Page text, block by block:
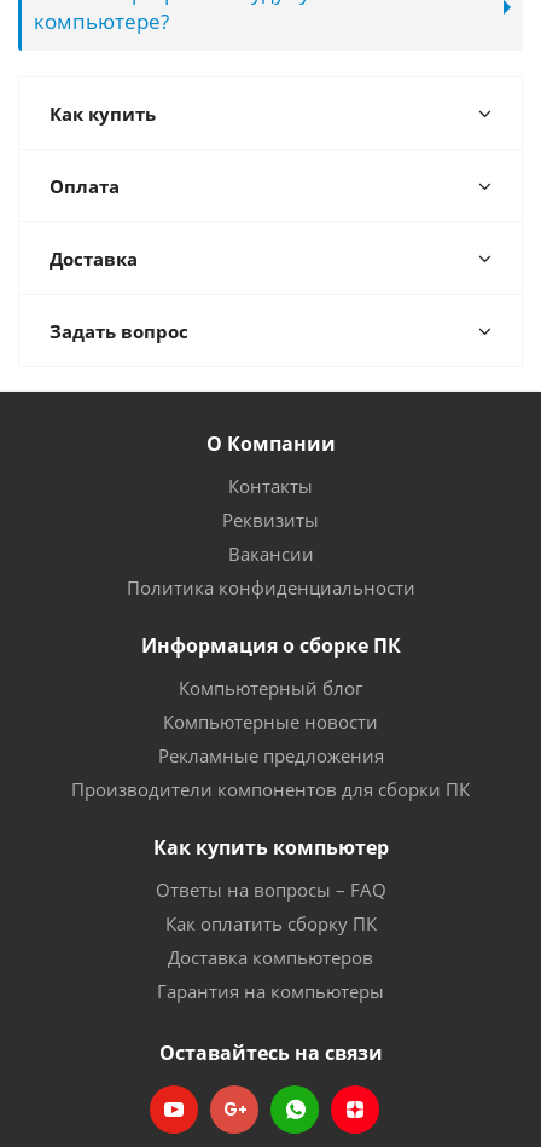
компьютере?
Как купить
Оплата
Доставка
Задать вопрос
О Компании
Контакты
Реквизиты
Вакансии
Политика конфиденциальности
Информация о сборке ПК
Компьютерный блог
Компьютерные новости
Рекламные предложения
Производители компонентов для сборки ПК
Как купить компьютер
Ответы на вопросы – FAQ
Как оплатить сборку ПК
Доставка компьютеров
Гарантия на компьютеры
Оставайтесь на связи